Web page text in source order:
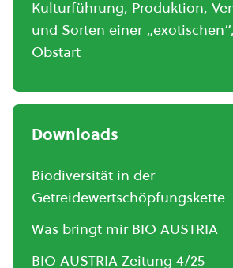
Kulturführung, Produktion,
und Sorten einer
Obstart
Downloads
Biodiversität in der
Getreidewertschöpfungskette
Was bringt mir BIO AUSTRIA
BIO AUSTRIA Zeitung 4/25